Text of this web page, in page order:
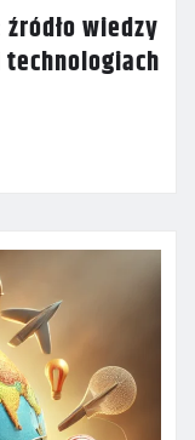
wiedzy